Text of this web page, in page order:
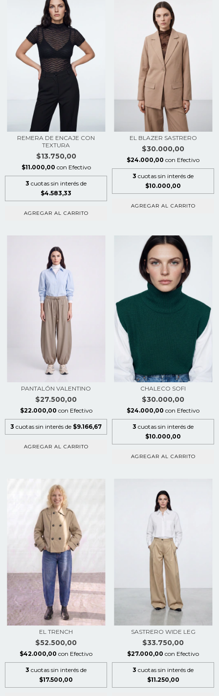
REMERA DE ENCAJE CON
TEXTURA
$13.750,00
$11.000,00 con Efectivo
3 cuotas sin interés de
$4.583,33
AGREGAR AL CARRITO
EL BLAZER SASTRERO
$30.000,00
$24.000,00 con Efectivo
3 cuotas sin interés de
$10.000,00
AGREGAR AL CARRITO
PANTALÓN VALENTINO
$27.500,00
$22.000,00 con Efectivo
3 cuotas sin interés de $9.166,67
AGREGAR AL CARRITO
CHALECO SOFI
$30.000,00
$24.000,00 con Efectivo
3 cuotas sin interés de
$10.000,00
AGREGAR AL CARRITO
EL TRENCH
$52.500,00
$42.000,00 con Efectivo
3 cuotas sin interés de
$17.500,00
SASTRERO WIDE LEG
$33.750,00
$27.000,00 con Efectivo
3 cuotas sin interés de
$11.250,00